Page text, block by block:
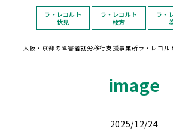
ラ・レコルト
伏見
ラ・レコルト
枚方
ラ・
大阪・京都の障害者就労移行支援事業所ラ・レコル
image
2025/12/24